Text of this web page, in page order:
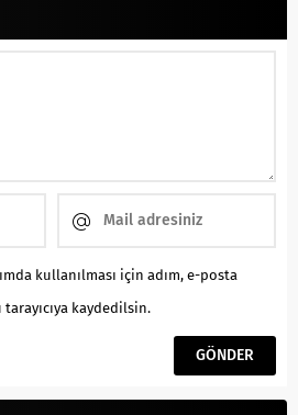
kullanılması için adım, e-posta
kaydedilsin.